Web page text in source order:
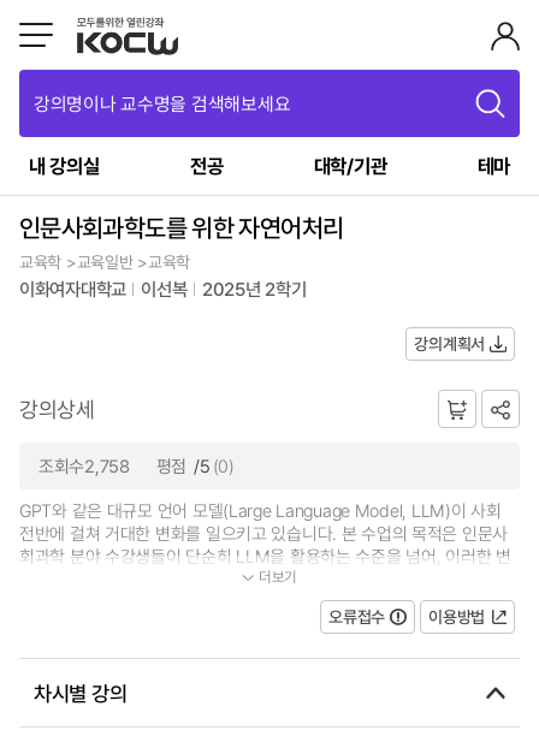
강의명이나 교수명을 검색해보세요
내 강의실 전공 대학/기관 테마
인문사회과학도를 위한 자연어처리
교육학 >교육일반 >교육학
이화여자대학교 이선복 2025년 2학기
강의계획서
강의상세
조회수2,758 평점 /5 (0)
GPT와 같은 대규모 언어 모델(Large Language Model, LLM)이 사회
전반에 걸쳐 거대한 변화를 일으키고 있습니다. 본 수업의 목적은 인문사
회과학 분야 수강생들이 단순히 LLM을 활용하는 수준을 넘어, 이러한 변
화를 주도할 수 있는 역량을 갖추도록 돕...
더보기
오류접수 이용방법
차시별 강의